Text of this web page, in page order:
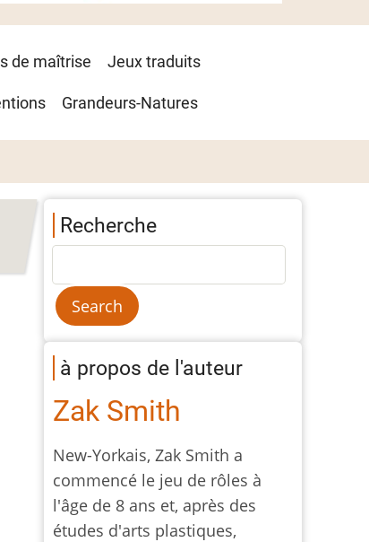
de maîtrise Jeux traduits
Grandeurs-Natures
Recherche
à propos de l'auteur
Zak Smith
New-Yorkais, Zak Smith a
commencé le jeu de rôles à
l'âge de 8 ans et, après des
études d'arts plastiques,